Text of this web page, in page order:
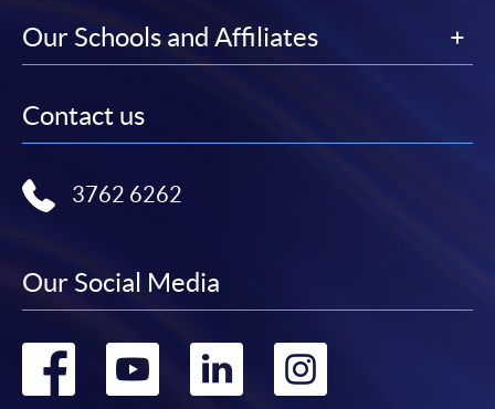
Our Schools and Affiliates
Contact us
3762 6262
Our Social Media
Go Go Go Go